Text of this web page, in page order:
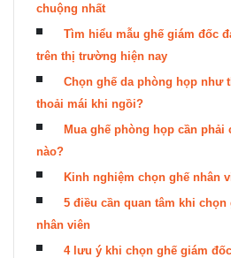
chuộng nhất
Tìm hiểu mẫu ghế giám đốc
trên thị trường hiện nay
Chọn ghế da phòng họp như
thoải mái khi ngồi?
Mua ghế phòng họp cần
nào?
Kinh nghiệm chọn ghế nhân
5 điều cần quan tâm khi
nhân viên
4 lưu ý khi chọn ghế giám